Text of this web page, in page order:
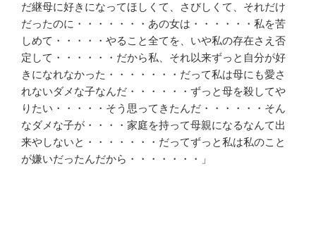
だ継母に好きになってほしくて、さびしくて、それだけ
だったのに・・・・・・・あの女は・・・・・・私を苦
しめて・・・・・やること全てを、いや私の存在さえ否
定して・・・・・・だから私、それ以来ずっと自分が好
きになれなかった・・・・・・・だって私は母にも愛さ
れないダメな子なんだ・・・・・・ずっと母を殺してや
りたい・・・・・そう思ってきたんだ・・・・・・そん
なダメな子が・・・・家庭を持って母親になるなんて出
来やしないと・・・・・・・だってずっと私は私のこと
が嫌いだったんだから・・・・・・・」